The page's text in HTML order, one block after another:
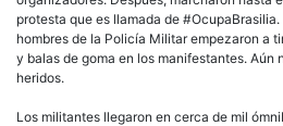
protesta que es llamada de
hombres de la Policía Militar empezaron a
y balas de goma en los manifestantes. Aún
heridos.
Los militantes llegaron en cerca de mil